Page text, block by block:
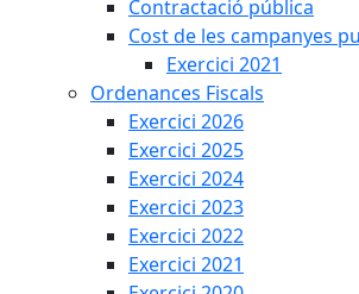
Contractació pública
Cost de les campanyes
Exercici 2021
Ordenances Fiscals
Exercici 2026
Exercici 2025
Exercici 2024
Exercici 2023
Exercici 2022
Exercici 2021